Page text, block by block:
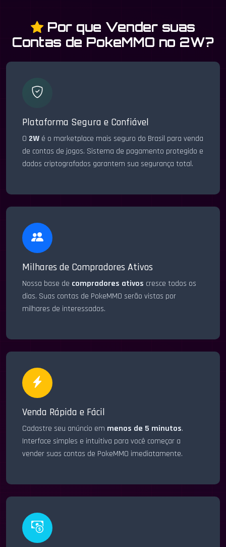
Por que Vender suas
Contas de PokeMMO no 2W?
Plataforma Segura e Confiável
O 2W é o marketplace mais seguro do Brasil para venda
de contas de jogos. Sistema de pagamento protegido e
dados criptografados garantem sua segurança total.
Milhares de Compradores Ativos
Nossa base de compradores ativos cresce todos os
dias. Suas contas de PokeMMO serão vistas por
milhares de interessados.
Venda Rápida e Fácil
Cadastre seu anúncio em menos de 5 minutos.
Interface simples e intuitiva para você começar a
vender suas contas de PokeMMO imediatamente.